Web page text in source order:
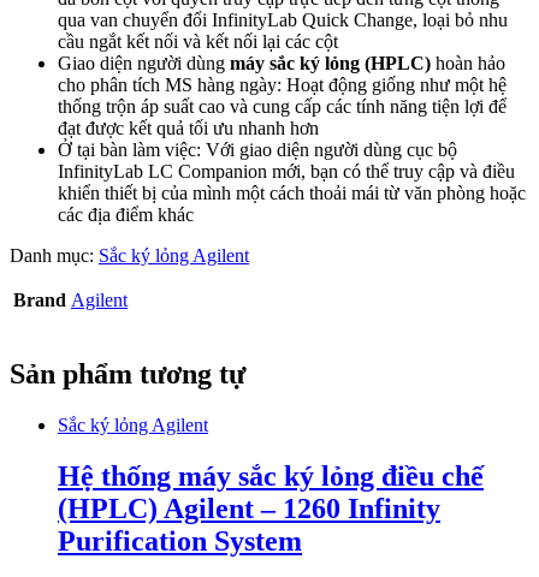
qua van chuyển đổi InfinityLab Quick Change, loại bỏ nhu
cầu ngắt kết nối và kết nối lại các cột
Giao diện người dùng máy sắc ký lỏng (HPLC) hoàn hảo
cho phân tích MS hàng ngày: Hoạt động giống như một hệ
thống trộn áp suất cao và cung cấp các tính năng tiện lợi để
đạt được kết quả tối ưu nhanh hơn
Ở tại bàn làm việc: Với giao diện người dùng cục bộ
InfinityLab LC Companion mới, bạn có thể truy cập và điều
khiển thiết bị của mình một cách thoải mái từ văn phòng hoặc
các địa điểm khác
Danh mục: Sắc ký lỏng Agilent
Brand Agilent
Sản phẩm tương tự
Sắc ký lỏng Agilent
Hệ thống máy sắc ký lỏng điều chế
(HPLC) Agilent – 1260 Infinity
Purification System